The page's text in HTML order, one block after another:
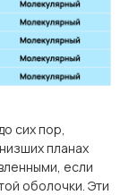
сих пор,
планах
если
оболочки. Эти